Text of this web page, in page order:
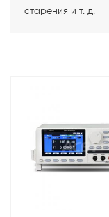
старения и т. д.